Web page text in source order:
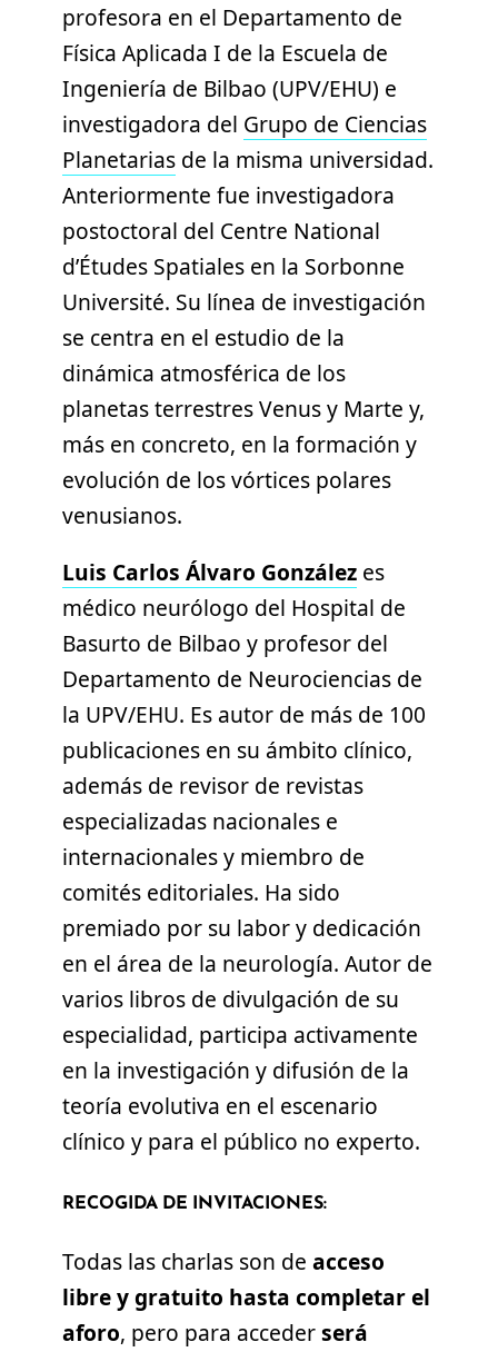
profesora en el Departamento de
Física Aplicada I de la Escuela de
Ingeniería de Bilbao (UPV/EHU) e
investigadora del Grupo de Ciencias
Planetarias de la misma universidad.
Anteriormente fue investigadora
postoctoral del Centre National
d’Études Spatiales en la Sorbonne
Université. Su línea de investigación
se centra en el estudio de la
dinámica atmosférica de los
planetas terrestres Venus y Marte y,
más en concreto, en la formación y
evolución de los vórtices polares
venusianos.
Luis Carlos Álvaro González es
médico neurólogo del Hospital de
Basurto de Bilbao y profesor del
Departamento de Neurociencias de
la UPV/EHU. Es autor de más de 100
publicaciones en su ámbito clínico,
además de revisor de revistas
especializadas nacionales e
internacionales y miembro de
comités editoriales. Ha sido
premiado por su labor y dedicación
en el área de la neurología. Autor de
varios libros de divulgación de su
especialidad, participa activamente
en la investigación y difusión de la
teoría evolutiva en el escenario
clínico y para el público no experto.
RECOGIDA DE INVITACIONES:
Todas las charlas son de acceso
libre y gratuito hasta completar el
aforo, pero para accederserá